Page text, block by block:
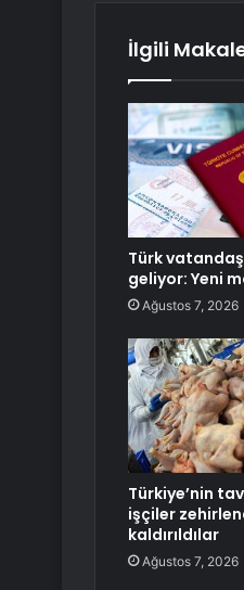
İlgili
Türk
geliyor: Yeni
Ağustos 7, 2026
Türkiye’nin
işçiler
kaldırıldılar
Ağustos 7, 2026